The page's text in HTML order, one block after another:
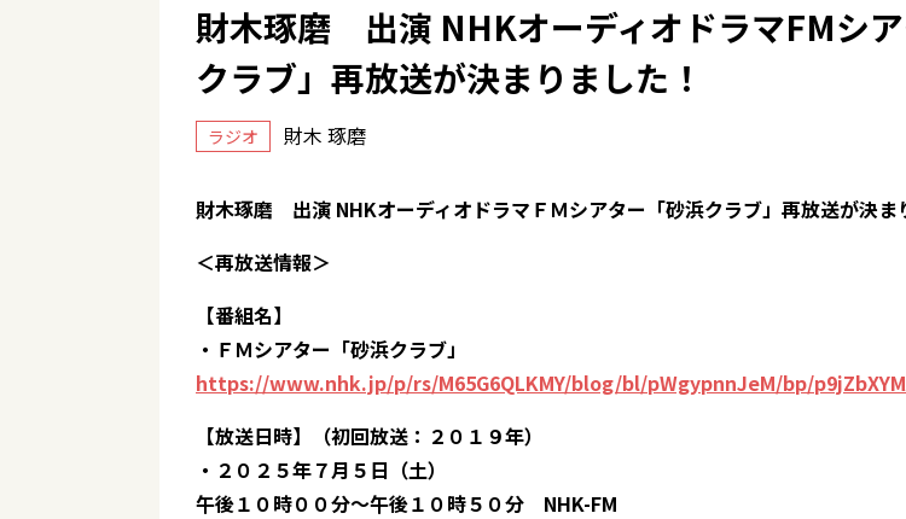
財木琢磨 出演 NHKオーディオドラマFMシ
クラブ」再放送が決まりました！
ラジオ 財木 琢磨
財木琢磨 出演 NHKオーディオドラマＦＭシアター「砂浜クラブ」再放送が決ま
＜再放送情報＞
【番組名】
・ＦＭシアター「砂浜クラブ」
https://www.nhk.jp/p/rs/M65G6QLKMY/blog/bl/pWgypnnJeM/bp/
【放送日時】（初回放送：２０１９年）
・２０２５年７月５日（土）
午後１０時００分～午後１０時５０分 NHK-FM